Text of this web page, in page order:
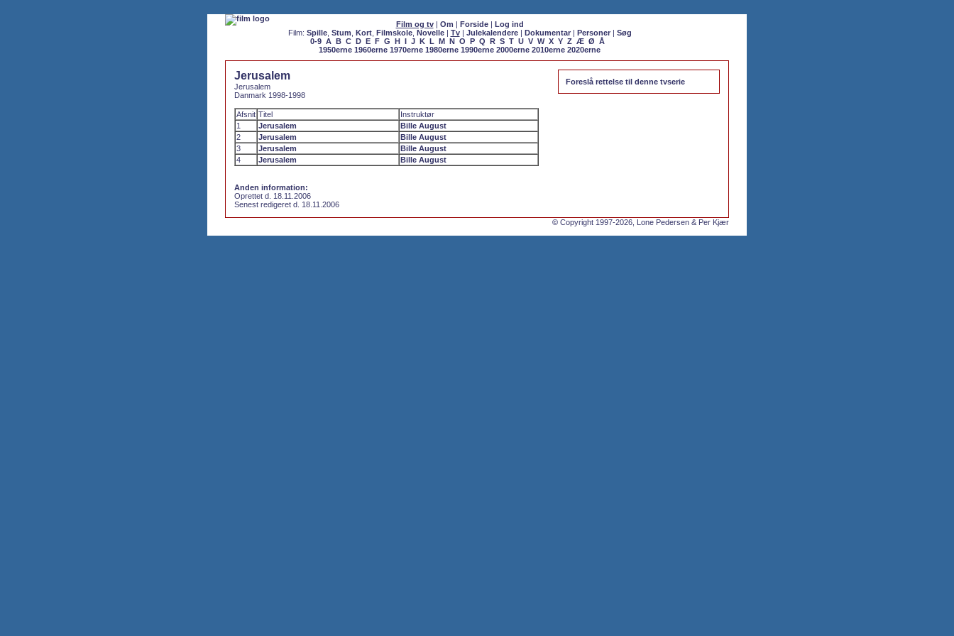
Film og tv| Om | Forside| Log ind
Film: Spille, Stum Kort, Filmskole, Novelle| Tv| Julekalendere| Dokumentar| Personer| Søg
0-9 A B C D E F G H I J K L M N O P Q R S T U V W X Y Z Æ Ø Å
1950erne 1960erne 1970erne 1980erne 1990erne 2000erne 2010erne 2020erne
Jerusalem
Jerusalem
Danmark 1998-1998
Afsnit Titel
Instruktør
1
Jerusalem
Bille August
2
Jerusalem
Bille August
3
Jerusalem
Bille August
4
Jerusalem Bille August
Anden information:
Oprettet d. 18.11.2006
Senest redigeret d. 18.11.2006
Foreslå rettelse til denne tvserie
© Copyright 1997-2026, Lone Pedersen & Per Kjær